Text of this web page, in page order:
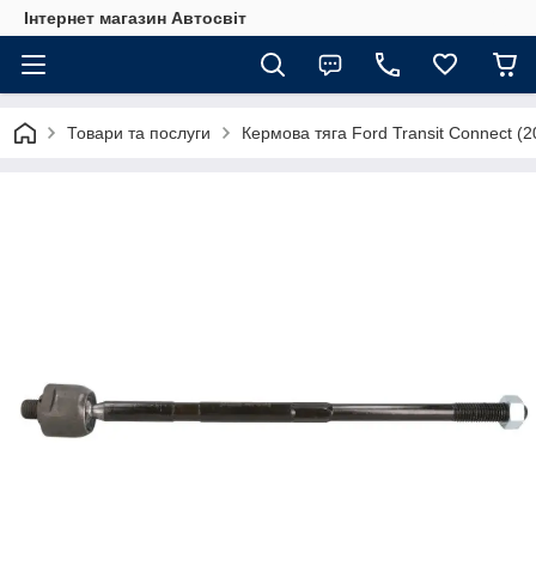
Інтернет магазин Автосвіт
Товари та послуги Кермова тяга Ford Transit Connect